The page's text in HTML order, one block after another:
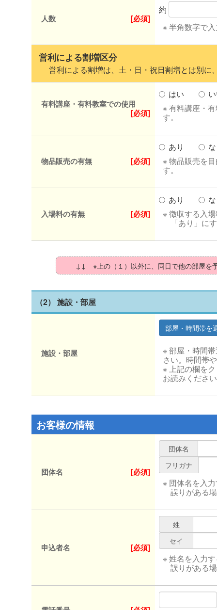
人数 [必須]
約
※ 半角数字で
営利による割増区分
営利による割増は、土・日・祝日割増とは別に
有料講座・有料教室での使用
[必須]
はい
※ 有料講座・
す。
物品販売の有無 [必須]
あり
※ 物品販売を
す。
入場料の有無 [必須]
あり
※ 徴収する入
「あり」に
↓↓ ※上の（１）以外に、同日で他の部屋
（2） 施設・部屋
施設・部屋
※ 部屋・時間
さい。時間帯
※ 上記の欄を
お読みくださ
お客様の情報
団体名 [必須]
団体名
フリガナ
※ 団体名を入
誤りがある
申込者名 [必須]
姓
セイ
※ 姓名を入力
誤りがある